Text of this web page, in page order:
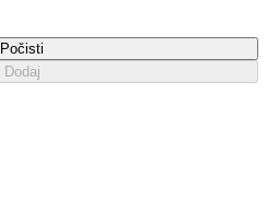
Počisti
Dodaj